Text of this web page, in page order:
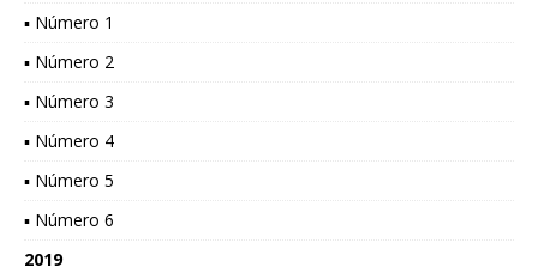
▪ Número 1
▪ Número 2
▪ Número 3
▪ Número 4
▪ Número 5
▪ Número 6
2019